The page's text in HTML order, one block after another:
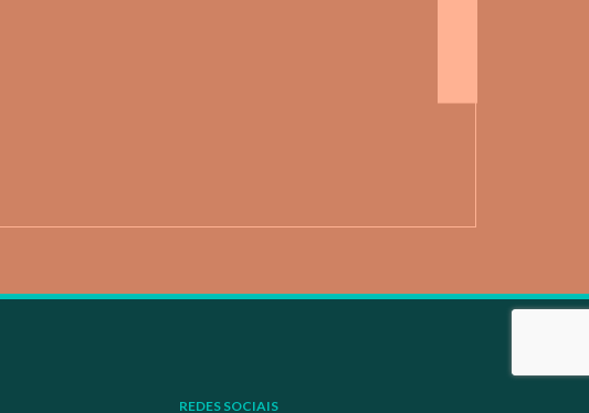
REDES SOCIAIS